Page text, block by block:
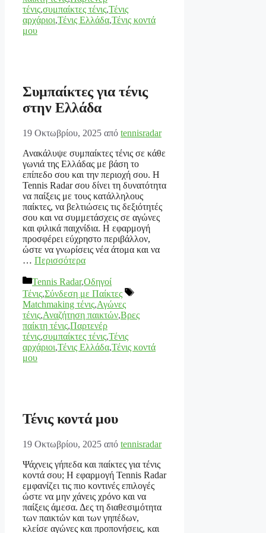
τένις,συμπαίκτες τένις,Τένις
αρχάριοι,Τένις Ελλάδα,Τένις κοντά
μου
Συμπαίκτες για τένις
στην Ελλάδα
19 Οκτωβρίου, 2025 από tennisradar
Ανακάλυψε συμπαίκτες τένις σε κάθε
γωνιά της Ελλάδας με βάση το
επίπεδο σου και την περιοχή σου. Η
Tennis Radar σου δίνει τη δυνατότητα
να παίξεις με τους κατάλληλους
παίκτες, να βελτιώσεις τις δεξιότητές
σου και να συμμετάσχεις σε αγώνες
και φιλικά παιχνίδια. Η εφαρμογή
προσφέρει εύχρηστο περιβάλλον,
ώστε να γνωρίσεις νέα άτομα και να
… Περισσότερα
Κατηγορίες
Tennis Radar,Οδηγοί
Τένις,Σύνδεση με Παίκτες
Ετικέτες
Matchmaking τένις,Αγώνες
τένις,Αναζήτηση παικτών,Βρες
παίκτη τένις,Παρτενέρ
τένις,συμπαίκτες τένις,Τένις
αρχάριοι,Τένις Ελλάδα,Τένις κοντά
μου
Τένις κοντά μου
19 Οκτωβρίου, 2025 από tennisradar
Ψάχνεις γήπεδα και παίκτες για τένις
κοντά σου; Η εφαρμογή Tennis Radar
εμφανίζει τις πιο κοντινές επιλογές
ώστε να μην χάνεις χρόνο και να
παίξεις άμεσα. Δες τη διαθεσιμότητα
των παικτών και των γηπέδων,
κλείσε αγώνες και προπονήσεις, και